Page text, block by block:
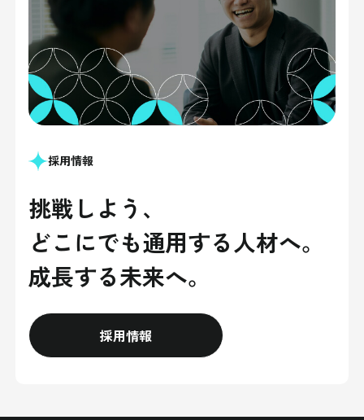
採用情報
挑戦しよう、
どこにでも通用する人材へ。
成長する未来へ。
採用情報